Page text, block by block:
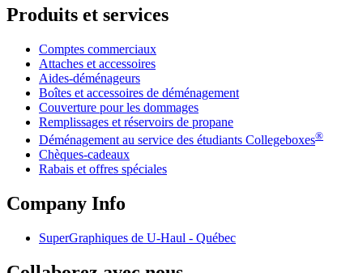
Produits et services
Comptes commerciaux
Attaches et accessoires
Aides-déménageurs
Boîtes et accessoires de déménagement
Couverture pour les dommages
Remplissages et réservoirs de propane
Déménagement au service des étudiants Collegeboxes®
Chèques-cadeaux
Rabais et offres spéciales
Company Info
SuperGraphiques de U-Haul - Québec